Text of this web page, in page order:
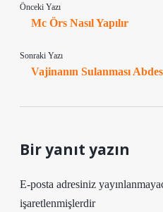
Önceki Yazı
Mc Örs Nasıl Yapılır
Sonraki Yazı
Vajinanın Sulanması
Bir yanıt yazın
E-posta adresiniz
işaretlenmişlerdir